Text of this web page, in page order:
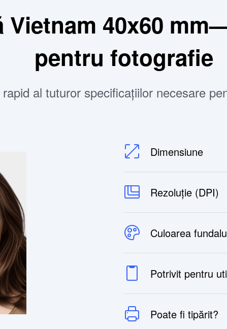
Vietnam 40x60
pentru fotografie
al tuturor specificațiilor necesare
Dimensiune
Rezoluție (DPI)
Culoarea
Potrivit pentru
Poate fi tipărit?